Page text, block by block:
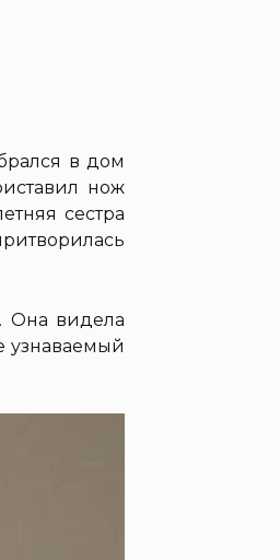
в дом
нож
сестра
Она видела
узнаваемый